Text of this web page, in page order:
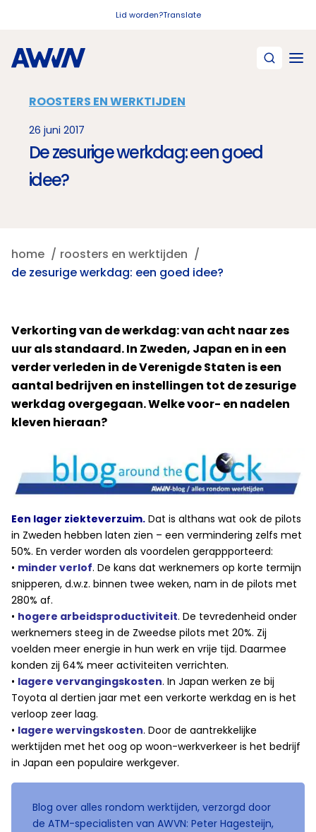
Lid worden?Translate
ROOSTERS EN WERKTIJDEN
26 juni 2017
De zesurige werkdag: een goed
idee?
home
roosters en werktijden
de zesurige werkdag: een goed idee?
Verkorting van de werkdag: van acht naar zes
uur als standaard. In Zweden, Japan en in een
verder verleden in de Verenigde Staten is een
aantal bedrijven en instellingen tot de zesurige
werkdag overgegaan. Welke voor- en nadelen
kleven hieraan?
Een lager ziekteverzuim. Dat is althans wat ook de pilots
in Zweden hebben laten zien – een vermindering zelfs met
50%. En verder worden als voordelen gerappporteerd:
• minder verlof. De kans dat werknemers op korte termijn
snipperen, d.w.z. binnen twee weken, nam in de pilots met
280% af.
• hogere arbeidsproductiviteit. De tevredenheid onder
werknemers steeg in de Zweedse pilots met 20%. Zij
voelden meer energie in hun werk en vrije tijd. Daarmee
konden zij 64% meer activiteiten verrichten.
• lagere vervangingskosten. In Japan werken ze bij
Toyota al dertien jaar met een verkorte werkdag en is het
verloop zeer laag.
• lagere wervingskosten. Door de aantrekkelijke
werktijden met het oog op woon-werkverkeer is het bedrijf
in Japan een populaire werkgever.
Blog over alles rondom werktijden, verzorgd door
de ATM-specialisten van AWVN: Peter Hagesteijn,